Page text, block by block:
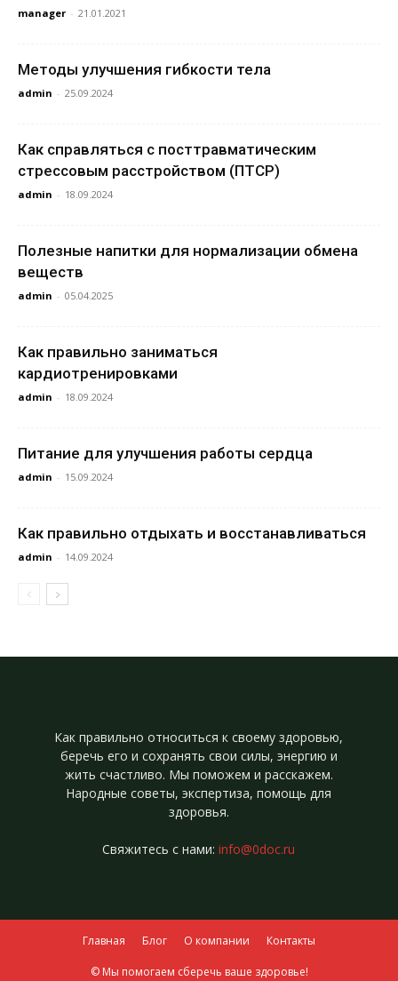
manager - 21.01.2021
Методы улучшения гибкости тела
admin - 25.09.2024
Как справляться с посттравматическим
стрессовым расстройством (ПТСР)
admin - 18.09.2024
Полезные напитки для нормализации обмена
веществ
admin - 05.04.2025
Как правильно заниматься
кардиотренировками
admin - 18.09.2024
Питание для улучшения работы сердца
admin - 15.09.2024
Как правильно отдыхать и восстанавливаться
admin - 14.09.2024
Как правильно относиться к своему здоровью,
беречь его и сохранять свои силы, энергию и
жить счастливо. Мы поможем и расскажем.
Народные советы, экспертиза, помощь для
здоровья.
Свяжитесь с нами:info@0doc.ru
Главная Блог О компании Контакты
© Мы помогаем сберечь ваше здоровье!